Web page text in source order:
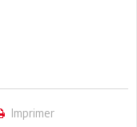
Imprimer